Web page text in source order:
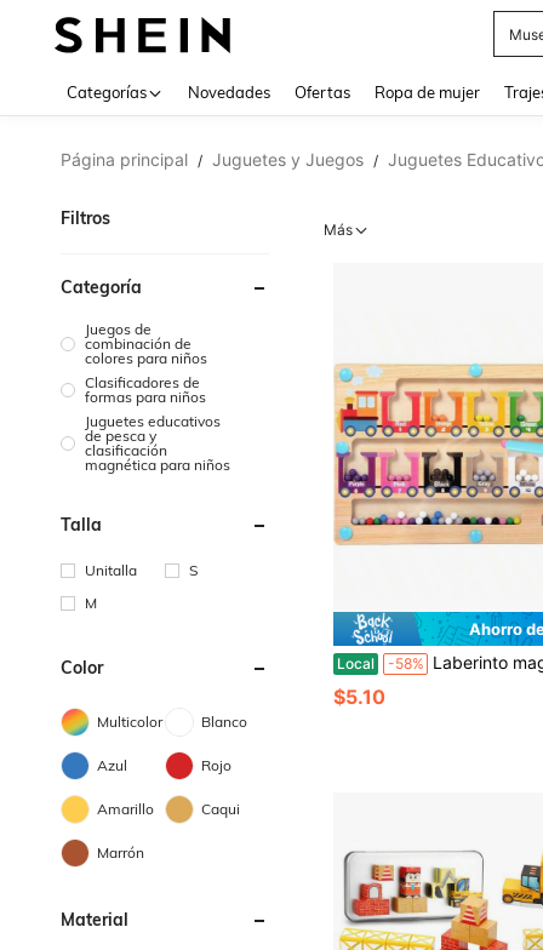
Categorías Novedades Ofertas Ropa de mujer
Página principal / Juguetes y Juegos / Juguetes
Filtros
Categoría
Juegos de
combinación de
colores para niños
Clasificadores de
formas para niños
Juguetes educativos
de pesca y
clasificación
magnética para niños
Talla
Unitalla
S
M
Color
Multicolor Blanco
Azul Rojo
Amarillo Caqui
Marrón
Material
Más
Ahorro
Local -58% Laberinto magnético de colores y números para bebés - Pequeño tren de madera con laberinto magnético, juguete para aprender a contar y clasificar colores,
$5.10